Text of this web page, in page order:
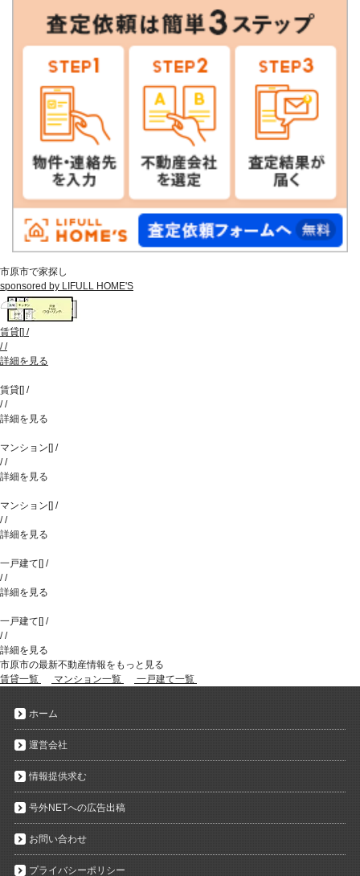
市原市で家探し
sponsored by LIFULL HOME'S
賃貸[] /
//
詳細を見る
賃貸[] /
//
詳細を見る
マンション [] /
//
詳細を見る
マンション [] /
//
詳細を見る
一戸建て [] /
//
詳細を見る
一戸建て [] /
//
詳細を見る
市原市の最新不動産情報をもっと見る
賃貸一覧
マンション一覧 一戸建て一覧
ホーム
運営会社
情報提供求む
号外NETへの広告出稿
お問い合わせ
プライバシーポリシー